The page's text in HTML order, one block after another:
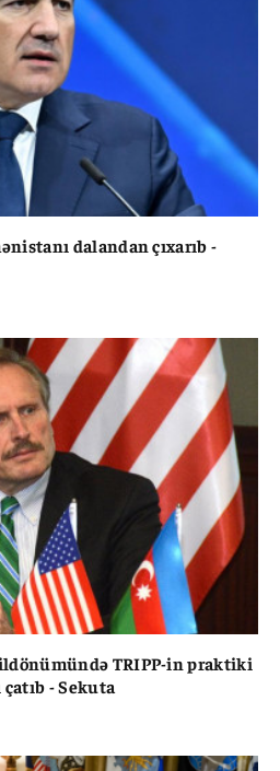
dalandan çıxarıb -
TRIPP-in praktiki
- Sekuta